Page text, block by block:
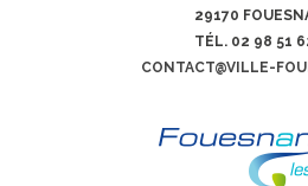
29170
TÉL. 02 98 51
CONTACT@VILLE-